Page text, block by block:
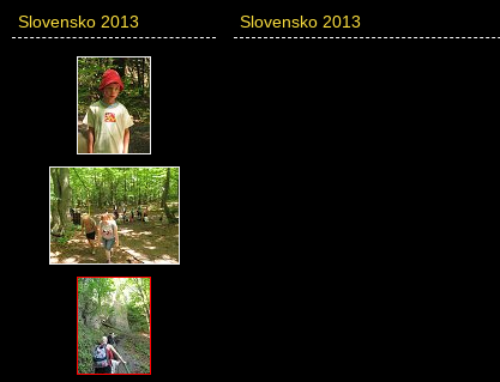
Slovensko 2013 Slovensko 2013